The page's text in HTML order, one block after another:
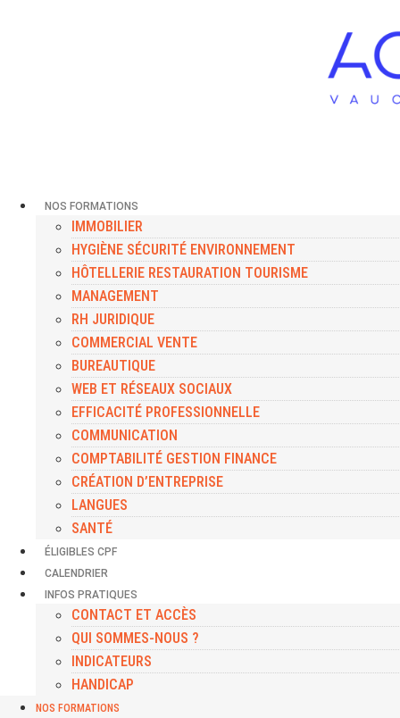
NOS FORMATIONS
IMMOBILIER
HYGIÈNE SÉCURITÉ ENVIRONNEMENT
HÔTELLERIE RESTAURATION TOURISME
MANAGEMENT
RH JURIDIQUE
COMMERCIAL VENTE
BUREAUTIQUE
WEB ET RÉSEAUX SOCIAUX
EFFICACITÉ PROFESSIONNELLE
COMMUNICATION
COMPTABILITÉ GESTION FINANCE
CRÉATION D’ENTREPRISE
LANGUES
SANTÉ
ÉLIGIBLES CPF
CALENDRIER
INFOS PRATIQUES
CONTACT ET ACCÈS
QUI SOMMES-NOUS ?
INDICATEURS
HANDICAP
NOS FORMATIONS